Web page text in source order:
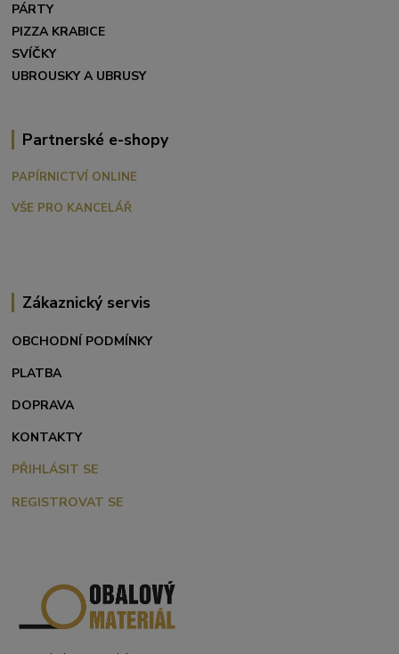
PÁRTY
PIZZA KRABICE
SVÍČKY
UBROUSKY A UBRUSY
Partnerské e-shopy
PAPÍRNICTVÍ ONLINE
VŠE PRO KANCELÁŘ
Zákaznický servis
OBCHODNÍ PODMÍNKY
PLATBA
DOPRAVA
KONTAKTY
PŘIHLÁSIT SE
REGISTROVAT SE